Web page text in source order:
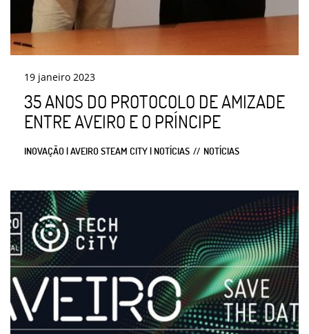
19 janeiro 2023
35 ANOS DO PROTOCOLO DE AMIZADE
ENTRE AVEIRO E O PRÍNCIPE
INOVAÇÃO | AVEIRO STEAM CITY | NOTÍCIAS NOTÍCIAS